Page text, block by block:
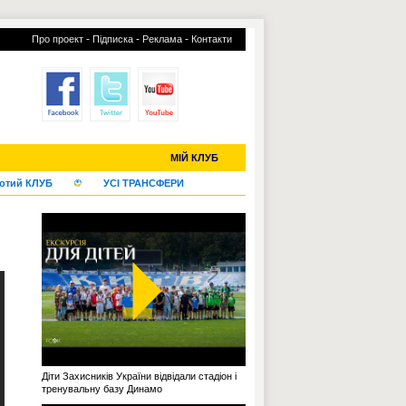
Про проект - Підписка - Реклама - Контакти
МІЙ КЛУБ
КЛУБ УСІ ТРАНСФЕРИ
Діти Захисників України відвідали стадіон і
тренувальну базу Динамо